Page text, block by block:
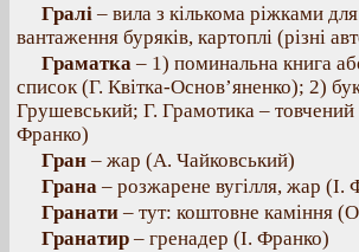
Гралі – вила з кількома ріжками
вантаження буряків, картоплі (різні
Граматка – 1) поминальна книга
список (Г. Квітка-Основ’яненко); 2)
Грушевський; Г. Грамотика – товчений
Франко)
Гран – жар (А. Чайковський)
Грана – розжарене вугілля, жар (І.
Гранати – тут: коштовне каміння
Гранатир – гренадер (І. Франко)